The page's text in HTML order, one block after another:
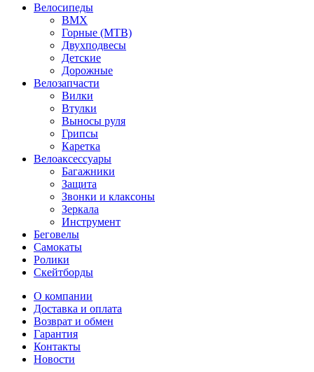
Велосипеды
BMX
Горные (MTB)
Двухподвесы
Детские
Дорожные
Велозапчасти
Вилки
Втулки
Выносы руля
Грипсы
Каретка
Велоаксессуары
Багажники
Защита
Звонки и клаксоны
Зеркала
Инструмент
Беговелы
Самокаты
Ролики
Скейтборды
О компании
Доставка и оплата
Возврат и обмен
Гарантия
Контакты
Новости